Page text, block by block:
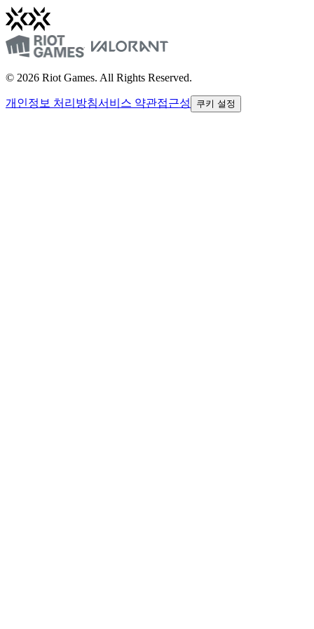
© 2026 Riot Games. All Rights Reserved.
개인정보 처리방침서비스 약관접근성 쿠키 설정